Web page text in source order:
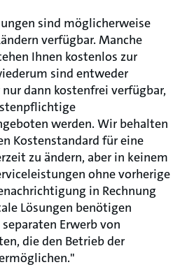
sind möglicherweise
verfügbar. Manche
Ihnen kostenlos zur
sind entweder
dann kostenfrei verfügbar,
werden. Wir behalten
Kostenstandard für eine
zu ändern, aber in keinem
ohne vorherige
in Rechnung
Lösungen benötigen
Erwerb von
die den Betrieb der